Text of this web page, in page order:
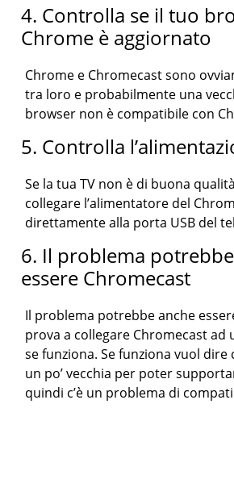
4. Controlla se il tuo
Chrome è aggiornato
Chrome e Chromecast sono
tra loro e probabilmente una
browser non è compatibile con
5. Controlla
Se la tua TV non è di buona
collegare l’alimentatore del
direttamente alla porta USB del
6. Il problema
essere Chromecast
Il problema potrebbe anche
prova a collegare Chromecast ad
se funziona. Se funziona vuol dire
un po’ vecchia per poter
quindi c’è un problema di